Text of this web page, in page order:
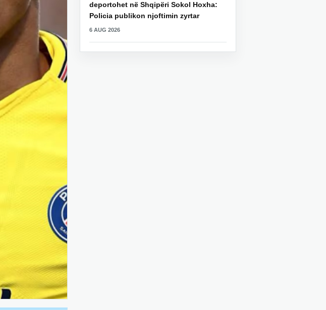
deportohet në Shqipëri Sokol Hoxha:
Policia publikon njoftimin zyrtar
6 AUG 2026